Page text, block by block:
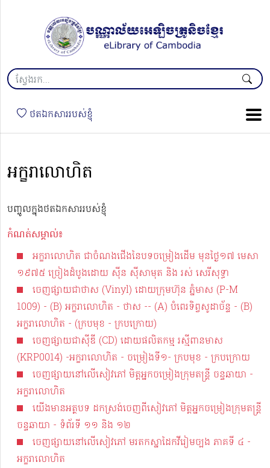
ថតឯកសាររបស់ខ្ញុំ
អក្ខរាលោហិត
បញ្ចូលក្នុងថតឯកសាររបស់ខ្ញុំ
កំណត់សម្គាល់៖
អក្ខរាលោហិត ជាចំណងជើងនៃបទចម្រៀងដើម មុនថ្ងៃ១៧ មេសា
១៩៧៥ ច្រៀងដំបូងដោយ ស៊ីន​​ ស៊ីសាមុត និង​ រស់ សេរីសុទ្ធា
ចេញផ្សាយជាថាស (Vinyl) ដោយក្រុមហ៊ុន ភ្នំមាស (P-M
1009) - (B) អក្ខរាលោហិត - ថាស -- (A) បំពេរទិព្វសូដាច័ន្ទ - (B)
អក្ខរាលោហិត - (ក្របមុខ - ក្របក្រោយ)
ចេញផ្សាយជាស៊ីឌី (CD) ដោយផលិតកម្ម រស្មីពានមាស
(KRP0014) -អក្ខរាលោហិត - ចម្រៀងទី១- ក្របមុខ - ក្របក្រោយ
ចេញផ្សាយនៅលើសៀវភៅ មិត្តអ្នកចម្រៀងក្រុមតន្ត្រី ចន្ទឆាយា -
អក្ខរាលោហិត
យើងមានអត្ថបទ​ ដកស្រង់ចេញពីសៀវភៅ មិត្តអ្នកចម្រៀងក្រុមតន្ត្រី
ចន្ទឆាយា - ទំព័រទី ១១ និង ១២
ចេញផ្សាយនៅលើសៀវភៅ មរតកស្នាដៃកវីរៀមច្បង ភាគទី ៤ -
អក្ខរាលោហិត